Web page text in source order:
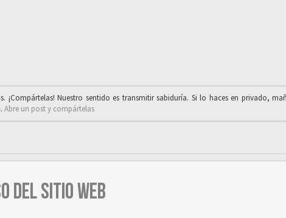
¡Compártelas! Nuestro sentido es transmitir sabiduría. Si lo haces en privado,
Abre un post y compártelas
DEL SITIO WEB